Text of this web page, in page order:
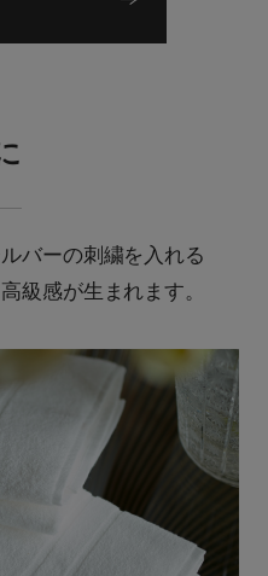
バーの刺繍を入れる
級感が生まれます。